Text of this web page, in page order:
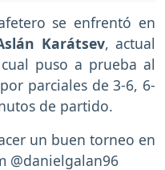
se enfrentó en
Karátsev, actual
puso a prueba al
parciales de 3-6, 6-
de partido.